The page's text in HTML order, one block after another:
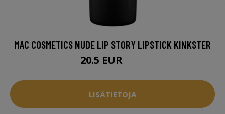
MAC COSMETICS NUDE LIP STORY LIPSTICK KINKSTER
20.5 EUR
LISÄTIETOJA